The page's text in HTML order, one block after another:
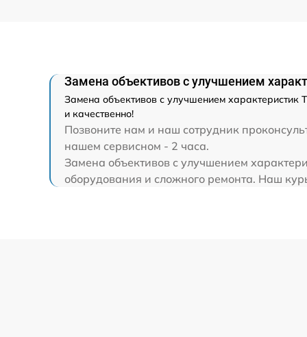
Замена объективов с улучшением
Замена объективов с улучшением
и качественно!
Позвоните нам и наш сотрудник
нашем сервисном - 2 часа.
Замена объективов с улучшением
оборудования и сложного ремонта. Наш